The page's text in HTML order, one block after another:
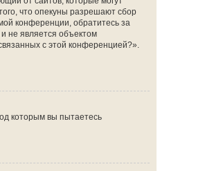
что опекуны разрешают сбор
конференции, обратитесь за
не является объектом
с этой конференцией?».
которым вы пытаетесь